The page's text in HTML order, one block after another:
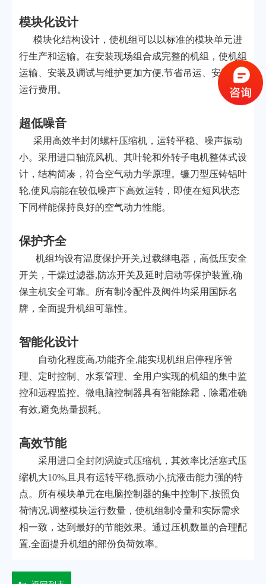
模块化设计
模块化结构设计，使机组可以以标准的模块单元进
行生产和运输。在安装现场组合成完整的机组，使机组
运输、安装及调试与维护更加方便,节省吊运、安装与
运行费用。
超低噪音
采用高效半封闭螺杆压缩机，运转平稳、噪声振动
小。采用进口轴流风机、其叶轮和外转子电机整体式设
计，结构简凑，符合空气动力学原理。镰刀型压铸铝叶
轮,使风扇能在较低噪声下高效运转，即使在短风状态
下同样能保持良好的空气动力性能。
保护齐全
机组均设有温度保护开关,过载继电器，高低压安全
开关，干燥过滤器,防冻开关及延时启动等保护装置,确
保主机安全可靠。所有制冷配件及阀件均采用国际名
牌，全面提升机组可靠性。
智能化设计
自动化程度高,功能齐全,能实现机组启停程序管
理、定时控制、水泵管理、全用户实现的机组的集中监
控和远程监控。微电脑控制器具有智能除霜，除霜准确
有效,避免热量损耗。
高效节能
采用进口全封闭涡旋式压缩机，其效率比活塞式压
缩机大10%,且具有运转平稳,振动小,抗液击能力强的特
点。所有模块单元在电脑控制器的集中控制下,按照负
荷情况,调整模块运行数量，使机组制冷量和实际需求
相一致，达到最好的节能效果。通过压机数量的合理配
置,全面提升机组的部份负荷效率。